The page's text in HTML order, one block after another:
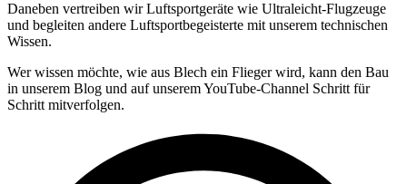
Daneben vertreiben wir Luftsportgeräte wie Ultraleicht-Flugzeuge
und begleiten andere Luftsportbegeisterte mit unserem technischen
Wissen.
Wer wissen möchte, wie aus Blech ein Flieger wird, kann den Bau
in unserem Blog und auf unserem YouTube-Channel Schritt für
Schritt mitverfolgen.